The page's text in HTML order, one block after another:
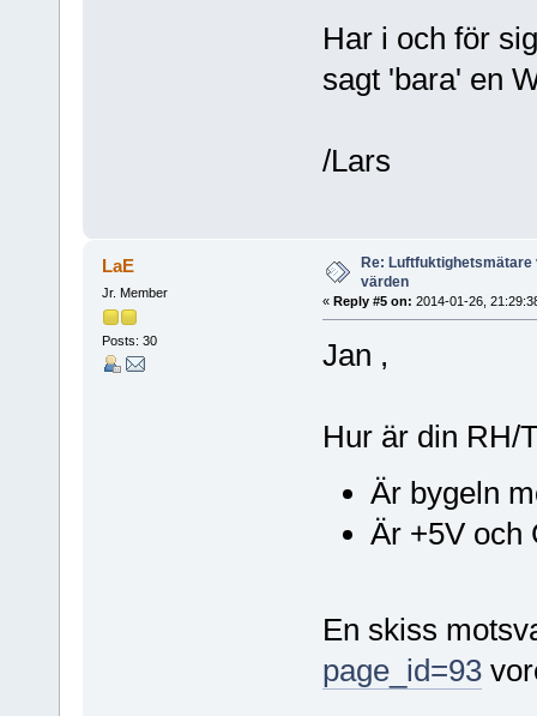
Har i och för
sagt 'bara' en
/Lars
LaE
Jr. Member
Posts: 30
Re: Luftfuktighetsmätare
värden
« Reply #5 on: 2014-01-26,
Jan ,
Hur är din RH/
Är bygeln
Är +5V och
En skiss
page_id=93